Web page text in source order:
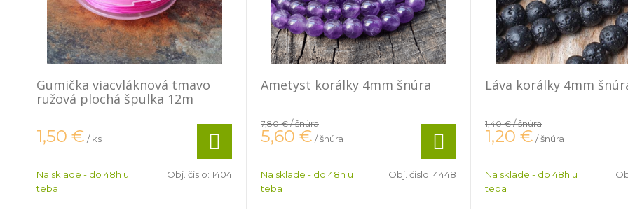
Gumička viacvláknová tmavo
ružová plochá špulka 12m
1,50 € / ks
Na sklade - do 48h u
teba
Obj. čislo: 1404
Ametyst korálky 4mm šnúra
7,80 €/ šnúra
5,60 € / šnúra
Na sklade - do 48h u
teba
Obj. čislo: 4448
Láva korálky 4mm
1,40 €/ šnúra
1,20 € / šnúra
Na sklade - do 48h u
teba